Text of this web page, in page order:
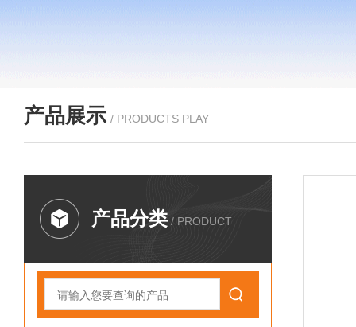
产品展示 / PRODUCTS PLAY
产品分类 / PRODUCT